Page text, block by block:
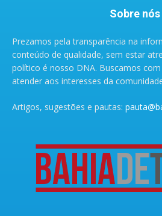
Sobre nós
Prezamos pela transparência na
conteúdo de qualidade, sem estar
político é nosso DNA. Buscamos
atender aos interesses da
Artigos, sugestões e pautas: